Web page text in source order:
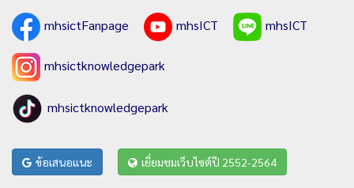
mhsictFanpage
mhsICT mhsICT
mhsictknowledgepark
mhsictknowledgepark
ข้อเสนอแนะ เยี่ยมชมเว็บไซต์ปี 2552-2564